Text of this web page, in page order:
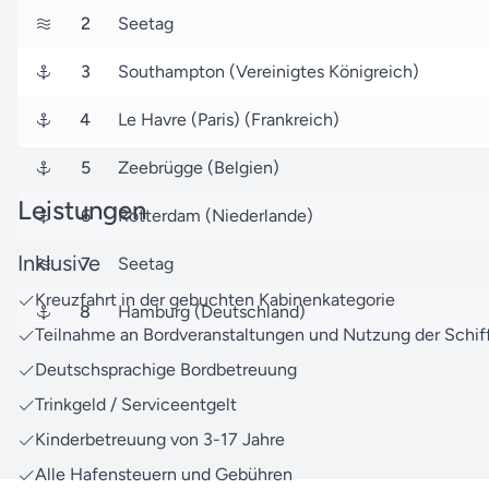
2 Seetag
3 Southampton (Vereinigtes Königreich)
4 Le Havre (Paris) (Frankreich)
5 Zeebrügge (Belgien)
6 Rotterdam (Niederlande)
7 Seetag
8 Hamburg (Deutschland)
Leistungen
Inklusive
Kreuzfahrt in der gebuchten Kabinenkategorie
Teilnahme an Bordveranstaltungen und Nutzung der
Deutschsprachige Bordbetreuung
Trinkgeld / Serviceentgelt
Kinderbetreuung von 3-17 Jahre
Alle Hafensteuern und Gebühren